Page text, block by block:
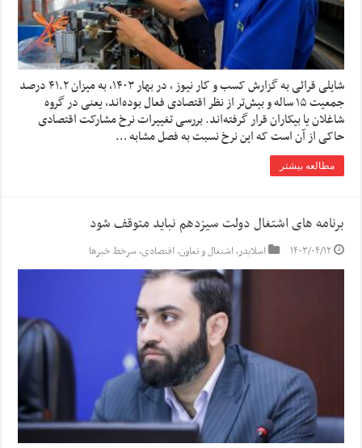
شایلی قرائی به گزارش کسب و کار نیوز ، در بهار ۱۴۰۳، به میزان ۴۱.۲ درصد
جمعیت ۱۵ ساله و بیش‌تر از نظر اقتصادی فعال بوده‌اند، یعنی در گروه
شاغلان یا بیکاران قرار گرفته‌اند. بررسی تغییرات نرخ مشارکت اقتصادی
حاکی از آن است که این نرخ نسبت به فصل مشابه …
مطالعه بیشتر
برنامه های اشتغال دولت سیزدهم نباید متوقف شود
۱۴۰۳/۰۴/۱۲ اسلایدر,اشتغال و تعاون,اقتصادی,سرخط خبرها